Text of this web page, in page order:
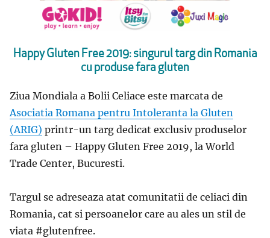
Happy Gluten Free 2019: singurul targ din Romania
cu produse fara gluten
Ziua Mondiala a Bolii Celiace este marcata de
Asociatia Romana pentru Intoleranta la Gluten
(ARIG) printr-un targ dedicat exclusiv produselor
fara gluten – Happy Gluten Free 2019, la World
Trade Center, Bucuresti.
Targul se adreseaza atat comunitatii de celiaci din
Romania, cat si persoanelor care au ales un stil de
viata #glutenfree.